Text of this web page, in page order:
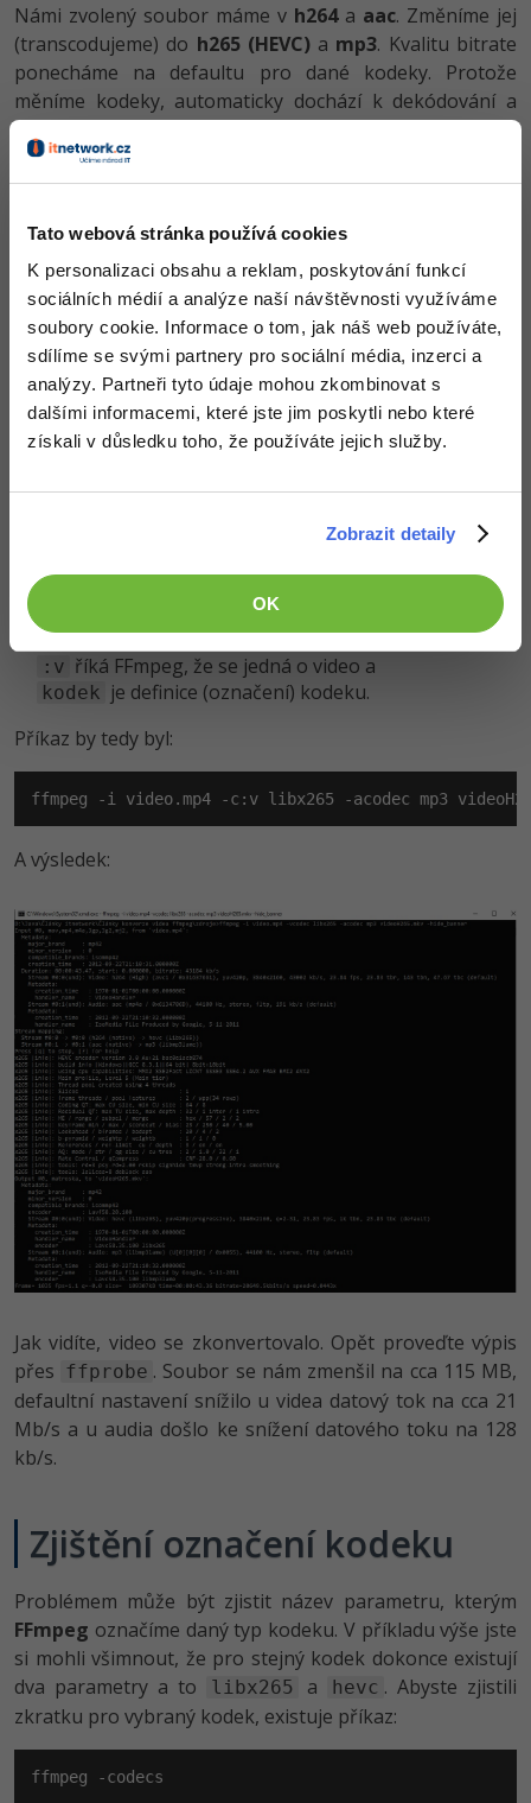
Tato webová stránka používá cookies
K personalizaci obsahu a reklam, poskytování funkcí
sociálních médií a analýze naší návštěvnosti využíváme
soubory cookie. Informace o tom, jak náš web používáte,
sdílíme se svými partnery pro sociální média, inzerci a
analýzy. Partneři tyto údaje mohou zkombinovat s
dalšími informacemi, které jste jim poskytli nebo které
získali v důsledku toho, že používáte jejich služby.
Zobrazit detaily
OK
Námi zvolený soubor máme v h264a aac. Změníme jej
(transcodujeme) do h265 (HEVC)a mp3. Kvalitu bitrate
ponecháme na defaultu pro dané kodeky. Protože
měníme kodeky, automaticky dochází k dekódování a
kódování, což nějakou dobu trvá. Dále připomínám,
abyste si mohli pouštět filmy s libovolnými kodeky na
počítači, musíte mít dané kodeky nainstalovány. A pokud
receiverech, DVD (blu-ray) přehrávačích, atd., je nutné,
aby dané zařízení tento kodek podporovalo.
Pro změnu kodeku použijeme buď tento příkaz:
ffmpeg -i video.mp4 -vcodec libx265 -acodec mp3
Nebo můžeme použít i druhé označení kodeku hevc
c:v kodek
-c říká FFmpeg, že se jedná o definici kodeku,
:v říká FFmpeg, že se jedná o video a
kodek
je definice (označení) kodeku.
Příkaz by tedy byl:
ffmpeg -i video.mp4 -c:v libx265 -acodec mp3
A výsledek:
Jak vidíte, video se zkonvertovalo. Opět proveďte výpis
přes ffprobe . Soubor se nám zmenšil na cca 115 MB,
defaultní nastavení snížilo u videa datový tok na cca 21
Mb/s a u audia došlo ke snížení datového toku na 128
kb/s.
Zjištění označení kodeku
Problémem může být zjistit název parametru, kterým
FFmpeg označíme daný typ kodeku. V příkladu výše jste
si mohli všimnout, že pro stejný kodek dokonce existují
dva parametry a to
libx265 a hevc . Abyste zjistili
zkratku pro vybraný kodek, existuje příkaz:
ffmpeg -codecs